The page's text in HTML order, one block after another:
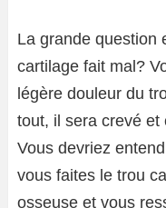
La grande question
cartilage fait mal?
légère douleur du
tout, il sera crevé et
Vous devriez
vous faites le trou
osseuse et vous